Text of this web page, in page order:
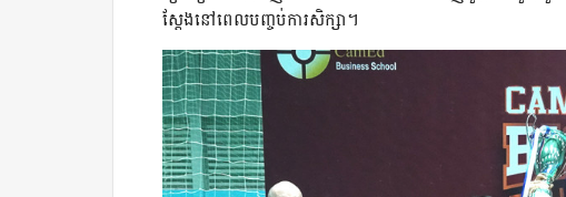
ស្ដែង​នៅ​ពេល​បញ្ចប់​ការ​សិក្សា។​